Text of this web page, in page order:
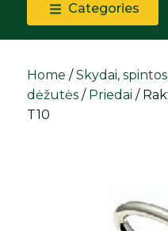
Categories
Home /Skydai,
dėžutės / Priedai /
T10